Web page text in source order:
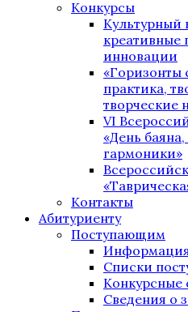
Конкурсы
Культурный
креативные
инновации
«Горизонты
практика,
творческие
VI
«День
гармоники»
Контакты
Абитуриенту
Поступающим
Списки
Конкурсные
Сведения о